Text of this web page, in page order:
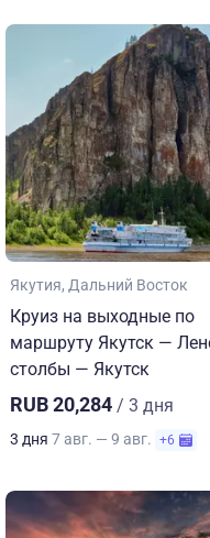
Якутия Дальний Восток
Круиз на выходные по
маршруту Якутск —
столбы — Якутск
RUB 20,284 / 3 дня
3 дня 7 авг. — 9 авг. +6